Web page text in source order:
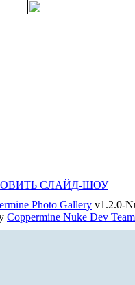
СЛАЙД-ШОУ
Photo Gallery v1.2.0-
Coppermine Nuke Dev Team